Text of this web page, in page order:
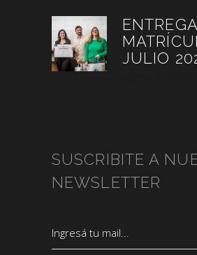
JULIO
SUSCRIBITE A
NEWSLETTER